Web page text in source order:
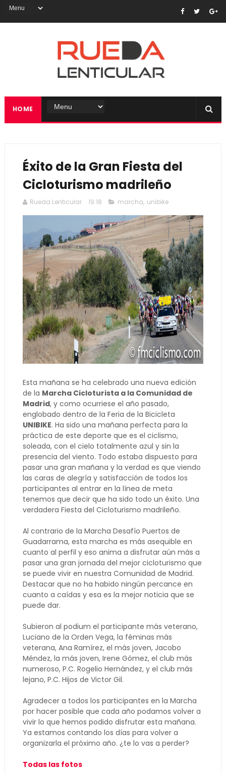
HOME
Éxito de la Gran Fiesta del
Cicloturismo madrileño
Rueda Lenticular 19:18 marcha, unibike
Esta mañana se ha celebrado una nueva edición
de la Marcha Cicloturista a la Comunidad de
Madrid, y como ocurriese el año pasado,
englobado dentro de la Feria de la Bicicleta
UNIBIKE. Ha sido una mañana perfecta para la
práctica de este deporte que es el ciclismo,
soleada, con el cielo totalmente azul y sin la
presencia del viento. Todo estaba dispuesto para
pasar una gran mañana y la verdad es que viendo
las caras de alegría y satisfacción de todos los
participantes al entrar en la línea de meta
tenemos que decir que ha sido todo un éxito. Una
verdadera Fiesta del Cicloturismo madrileño.
Al contrario de la Marcha Desafío Puertos de
Guadarrama, esta marcha es más asequible en
cuanto al perfil y eso anima a disfrutar aún más a
pasar una gran jornada del mejor cicloturismo que
se puede vivir en nuestra Comunidad de Madrid.
Destacar que no ha habido ningún percance en
cuanto a caídas y esa es la mejor noticia que se
puede dar.
Subieron al podium el participante más veterano,
Luciano de la Orden Vega, la féminas más
veterana, Ana Ramírez, el más joven, Jacobo
Méndez, la más joven, Irene Gómez, el club más
numeroso, P.C. Rogelio Hernández, y el club más
lejano, P.C. Hijos de Victor Gil.
Agradecer a todos los participantes en la Marcha
por hacer posible que cada año podamos volver a
vivir lo que hemos podido disfrutar esta mañana.
Ya estamos contando los días para volver a
organizarla el próximo año. ¿te lo vas a perder?
Todas las fotos